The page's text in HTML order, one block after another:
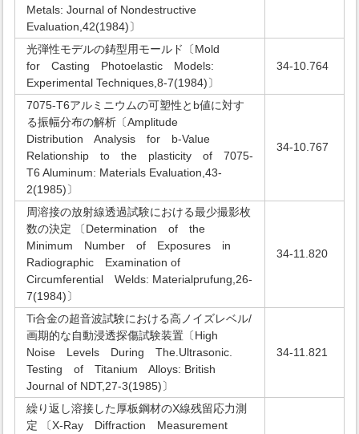
Metals: Journal of Nondestructive
Evaluation,42(1984)〕
光弾性モデルの鋳型用モールド〔Mold
for Casting Photoelastic Models:
Experimental Techniques,8-7(1984)〕
34-10.764
7075-T6アルミニウムの可塑性とb値に対す
る振幅分布の解析〔Amplitude
Distribution Analysis for b-Value
Relationship to the plasticity of 7075-
T6 Aluminum: Materials Evaluation,43-
2(1985)〕
34-10.767
周溶接の放射線透過試験における最少撮影枚
数の決定 〔Determination of the
Minimum Number of Exposures in
Radiographic Examination of
Circumferential Welds: Materialprufung,26-
7(1984)〕
34-11.820
Ti合金の超音波試験における高ノイズレベル/
画期的な自動浸透探傷試験装置〔High
Noise Levels During The.Ultrasonic.
Testing of Titanium Alloys: British
Journal of NDT,27-3(1985)〕
34-11.821
繰り返し溶接した厚板鋼材のX線残留応力測
定 〔X-Ray Diffraction Measurement